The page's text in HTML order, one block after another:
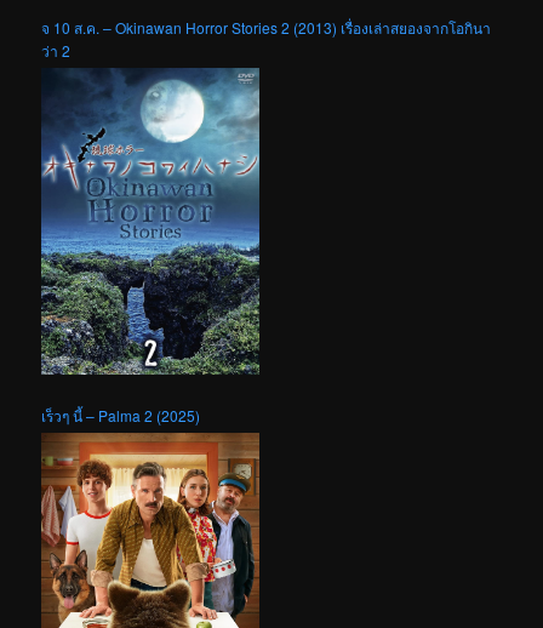
จ 10 ส.ค. – Okinawan Horror Stories 2 (2013) เรื่องเล่าสยองจากโอกินา
ว่า 2
เร็วๆ นี้ – Palma 2 (2025)